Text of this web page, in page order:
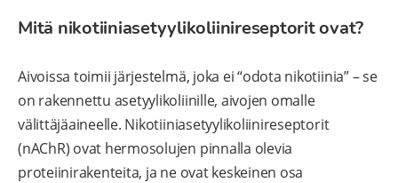
Mitä nikotiiniasetyylikoliinireseptorit ovat?
Aivoissa toimii järjestelmä, joka ei “odota nikotiinia” – se
on rakennettu asetyylikoliinille, aivojen omalle
välittäjäaineelle. Nikotiiniasetyylikoliinireseptorit
(nAChR) ovat hermosolujen pinnalla olevia
proteiinirakenteita, ja ne ovat keskeinen osa